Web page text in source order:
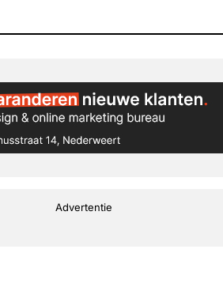
Advertentie